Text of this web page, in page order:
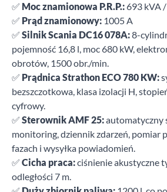
✅ Moc znamionowa P.R.P.: 693 kVA
✅ Prąd znamionowy: 1005 A
✅ Silnik Scania DC16 078A:8-
pojemność 16,8 l, moc 680 kW,
obrotów, 1500 obr./min.
✅ Prądnica Strathon ECO 780 KW:
bezszczotkowa, klasa izolacji H,
cyfrowy.
✅ Sterownik AMF 25:automatyczny
monitoring, dziennik zdarzeń, pomiar
fazach i wysyłka powiadomień.
✅ Cicha praca:ciśnienie akustyczne
odległości 7 m.